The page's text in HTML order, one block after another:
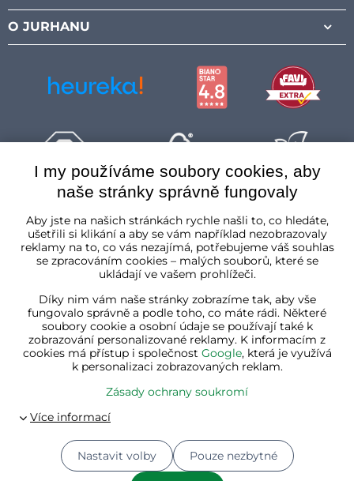
O JURHANU
I my používáme soubory cookies, aby
naše stránky správně fungovaly
Aby jste na našich stránkách rychle našli to, co hledáte,
ušetřili si klikání a aby se vám například nezobrazovaly
reklamy na to, co vás nezajímá, potřebujeme váš souhlas
se zpracováním cookies – malých souborů, které se
ukládají ve vašem prohlížeči.
Díky nim vám naše stránky zobrazíme tak, aby vše
fungovalo správně a podle toho, co máte rádi. Některé
soubory cookie a osobní údaje se používají také k
zobrazování personalizované reklamy. K informacím z
cookies má přístup i společnost Google, která je využívá
k personalizaci zobrazovaných reklam.
Zásady ochrany soukromí
Nastavit volby Pouze nezbytné